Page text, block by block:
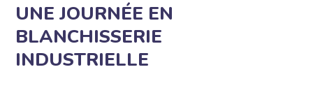
UNE JOURNÉE EN
BLANCHISSERIE
INDUSTRIELLE